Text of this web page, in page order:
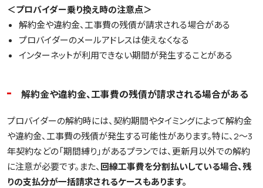
＜プロバイダー乗り換え時の注意点＞
解約金や違約金、工事費の残債が請求される場合がある
プロバイダーのメールアドレスは使えなくなる
インターネットが利用できない期間が発生することがある
解約金や違約金、工事費の残債が請求される場合がある
プロバイダーの解約時には、契約期間やタイミングによって解約金
や違約金、工事費の残債が発生する可能性があります。特に、2～3
年契約などの「期間縛り」があるプランでは、更新月以外での解約
に注意が必要です。また、 回線工事費を分割払いしている場合、残
りの支払分が一括請求されるケースもあります。